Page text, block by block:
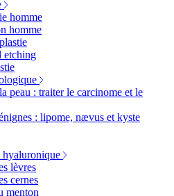
homme
homme
etching
peau : traiter le carcinome et le
: lipome, nævus et kyste
hyaluronique
lèvres
cernes
menton